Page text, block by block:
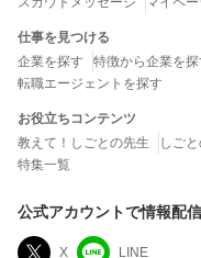
仕事を見つける
企業を探す
特徴から企業を探
転職エージェントを探す
お役立ちコンテンツ
教えて！しごとの先生
しご
特集一覧
公式アカウントで情報配
X LINE